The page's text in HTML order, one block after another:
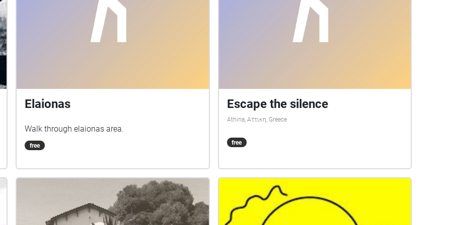
Elaionas
Walk through elaionas area.
free
Escape the silence
Athina, Αττικη, Greece
free